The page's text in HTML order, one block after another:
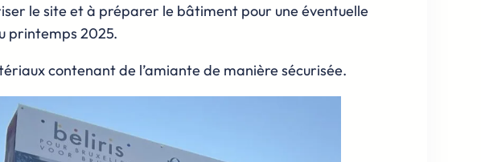
le site et à préparer le bâtiment pour une éventuelle
printemps 2025.
contenant de l’amiante de manière sécurisée.